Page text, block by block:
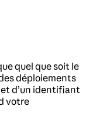
quel que soit le
déploiements
et d’un identifiant
votre